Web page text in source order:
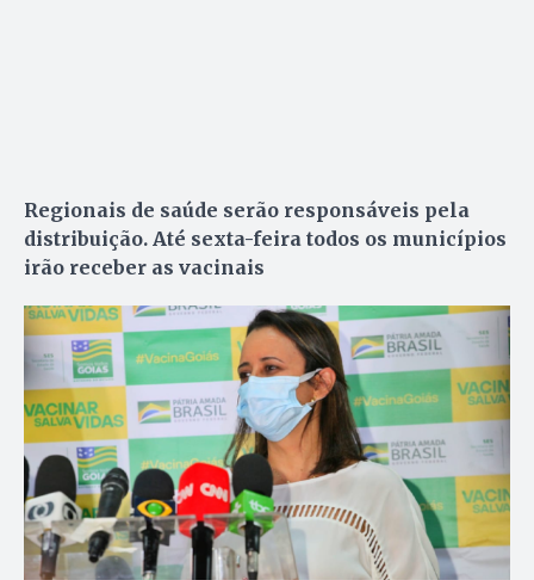
Regionais de saúde serão responsáveis pela
distribuição. Até sexta-feira todos os municípios
irão receber as vacinais